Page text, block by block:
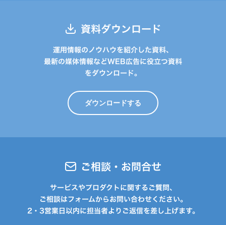
資料ダウンロード
運用情報のノウハウを紹介した資料、
最新の媒体情報などWEB広告に役立つ資料
をダウンロード。
ダウンロードする
ご相談・お問合せ
サービスやプロダクトに関するご質問、
ご相談はフォームからお問い合わせください。
2・3営業日以内に担当者よりご返信を差し上げます。